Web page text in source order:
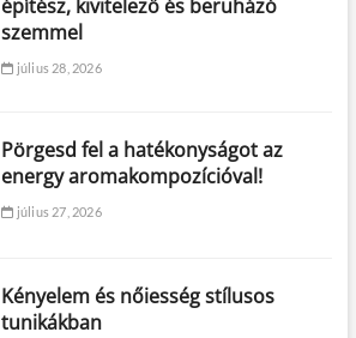
építész, kivitelező és beruházó
szemmel
július 28, 2026
Pörgesd fel a hatékonyságot az
energy aromakompozícióval!
július 27, 2026
Kényelem és nőiesség stílusos
tunikákban